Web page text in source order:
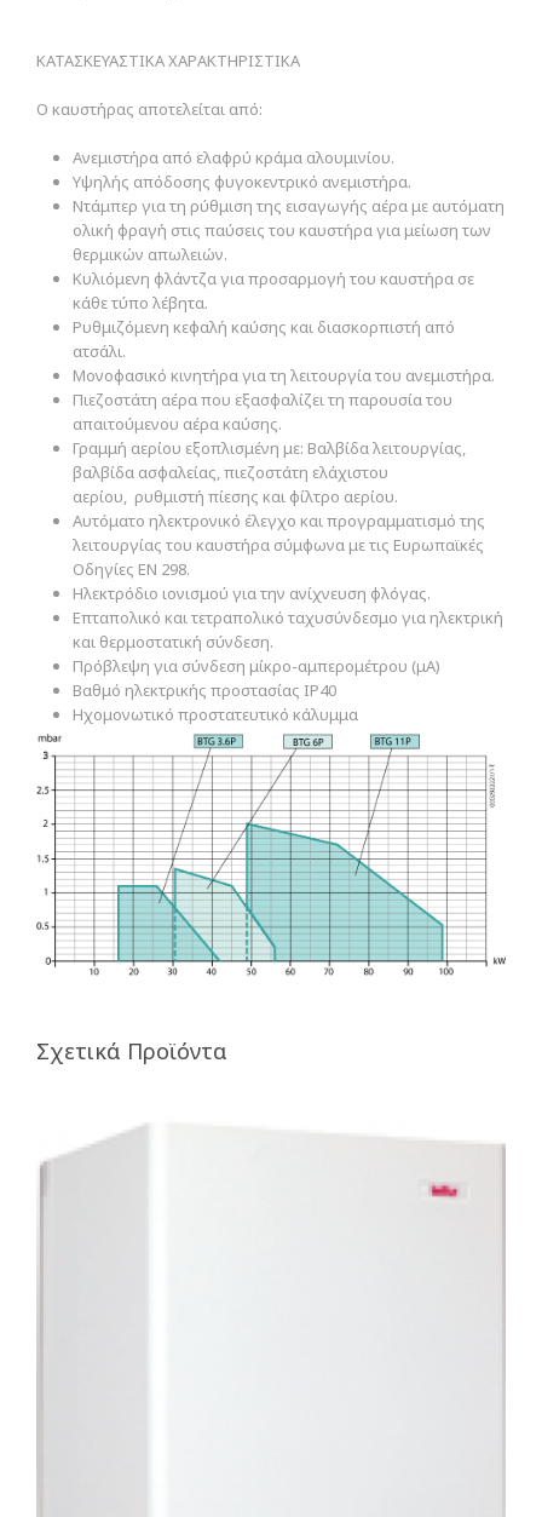
ΚΑΤΑΣΚΕΥΑΣΤΙΚΑ ΧΑΡΑΚΤΗΡΙΣΤΙΚΑ
Ο καυστήρας αποτελείται από:
Ανεμιστήρα από ελαφρύ κράμα αλουμινίου.
Υψηλής απόδοσης φυγοκεντρικό ανεμιστήρα.
Ντάμπερ για τη ρύθμιση της εισαγωγής αέρα με αυτόματη
ολική φραγή στις παύσεις του καυστήρα για μείωση των
θερμικών απωλειών.
Κυλιόμενη φλάντζα για προσαρμογή του καυστήρα σε
κάθε τύπο λέβητα.
Ρυθμιζόμενη κεφαλή καύσης και διασκορπιστή από
ατσάλι.
Μονοφασικό κινητήρα για τη λειτουργία του ανεμιστήρα.
Πιεζοστάτη αέρα που εξασφαλίζει τη παρουσία του
απαιτούμενου αέρα καύσης.
Γραμμή αερίου εξοπλισμένη με: Βαλβίδα λειτουργίας,
βαλβίδα ασφαλείας, πιεζοστάτη ελάχιστου
αερίου, ρυθμιστή πίεσης και φίλτρο αερίου.
Αυτόματο ηλεκτρονικό έλεγχο και προγραμματισμό της
λειτουργίας του καυστήρα σύμφωνα με τις Ευρωπαϊκές
Οδηγίες ΕΝ 298.
Ηλεκτρόδιο ιονισμού για την ανίχνευση φλόγας.
Επταπολικό και τετραπολικό ταχυσύνδεσμο για ηλεκτρική
και θερμοστατική σύνδεση.
Πρόβλεψη για σύνδεση μίκρο-αμπερομέτρου (μΑ)
Βαθμό ηλεκτρικής προστασίας ΙΡ40
Ηχομονωτικό προστατευτικό κάλυμμα
Σχετικά Προϊόντα